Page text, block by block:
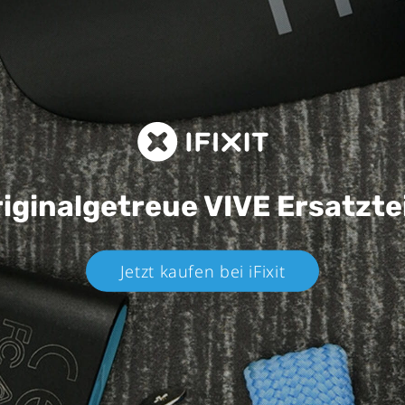
VIVE
Jetzt kaufen bei iFixit​